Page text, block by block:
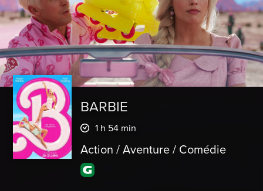
BARBIE
1 h 54 min
Action / Aventure / Comédie